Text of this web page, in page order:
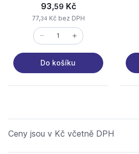
93,59 Kč
77,34 Kč bez DPH
Do košíku
Ceny jsou v Kč včetně DPH